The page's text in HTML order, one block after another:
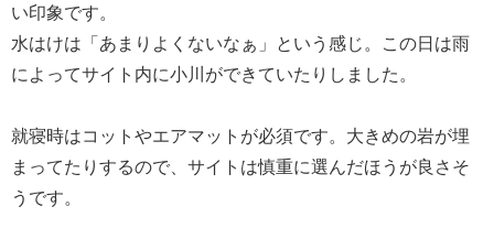
い印象です。
水はけは「あまりよくないなぁ」という感じ。この日は雨
によってサイト内に小川ができていたりしました。
就寝時はコットやエアマットが必須です。大きめの岩が埋
まってたりするので、サイトは慎重に選んだほうが良さそ
うです。